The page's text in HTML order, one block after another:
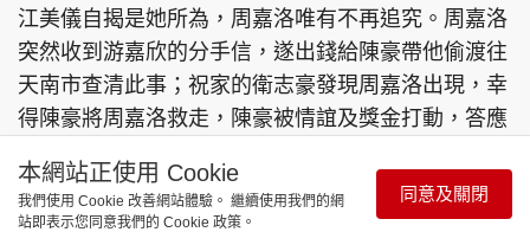
江美儀自揭是她所為，周嘉洛唯有不再追究。周嘉洛
突然收到游嘉欣的分手信，遂出錢給陳豪帶他偷渡往
天南市查清此事；祝家的衛志豪發現周嘉洛出現，幸
得陳豪將周嘉洛救走，陳豪被情誼及獎金打動，答應
本網站正使用 Cookie
我們使用 Cookie 改善網站體驗。 繼續使用我們的網
站即表示您同意我們的 Cookie 政策。
同意及關閉